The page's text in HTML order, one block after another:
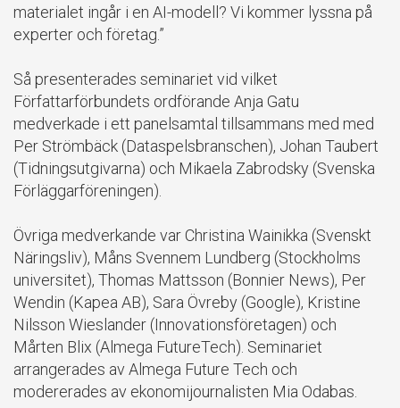
materialet ingår i en AI-modell? Vi kommer lyssna på
experter och företag.”
Så presenterades seminariet vid vilket
Författarförbundets ordförande Anja Gatu
medverkade i ett panelsamtal tillsammans med med
Per Strömbäck (Dataspelsbranschen), Johan Taubert
(Tidningsutgivarna) och Mikaela Zabrodsky (Svenska
Förläggarföreningen).
Övriga medverkande var Christina Wainikka (Svenskt
Näringsliv), Måns Svennem Lundberg (Stockholms
universitet), Thomas Mattsson (Bonnier News), Per
Wendin (Kapea AB), Sara Övreby (Google), Kristine
Nilsson Wieslander (Innovationsföretagen) och
Mårten Blix (Almega FutureTech). Seminariet
arrangerades av Almega Future Tech och
modererades av ekonomijournalisten Mia Odabas.